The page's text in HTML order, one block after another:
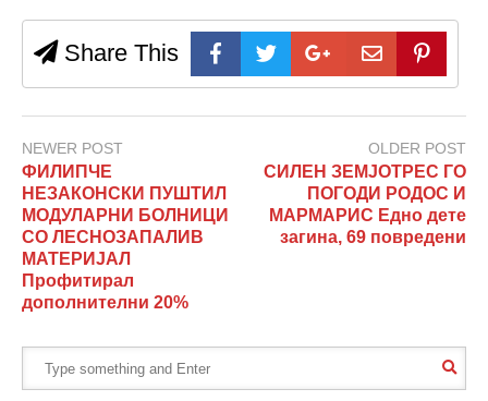
Share This
NEWER POST
ФИЛИПЧЕ
НЕЗАКОНСКИ ПУШТИЛ
МОДУЛАРНИ БОЛНИЦИ
СО ЛЕСНОЗАПАЛИВ
МАТЕРИЈАЛ
Профитирал
дополнителни 20%
OLDER POST
СИЛЕН ЗЕМЈОТРЕС ГО
ПОГОДИ РОДОС И
МАРМАРИС Едно дете
загина, 69 повредени